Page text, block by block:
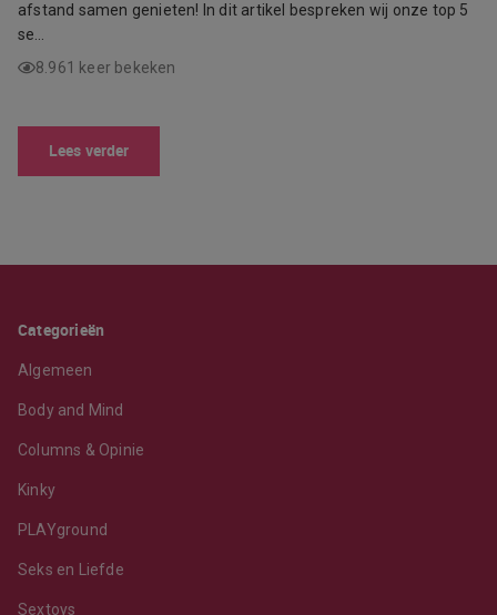
afstand samen genieten! In dit artikel bespreken wij onze top 5
se…
8.961 keer bekeken
Lees verder
Categorieën
Algemeen
Body and Mind
Columns & Opinie
Kinky
PLAYground
Seks en Liefde
Sextoys